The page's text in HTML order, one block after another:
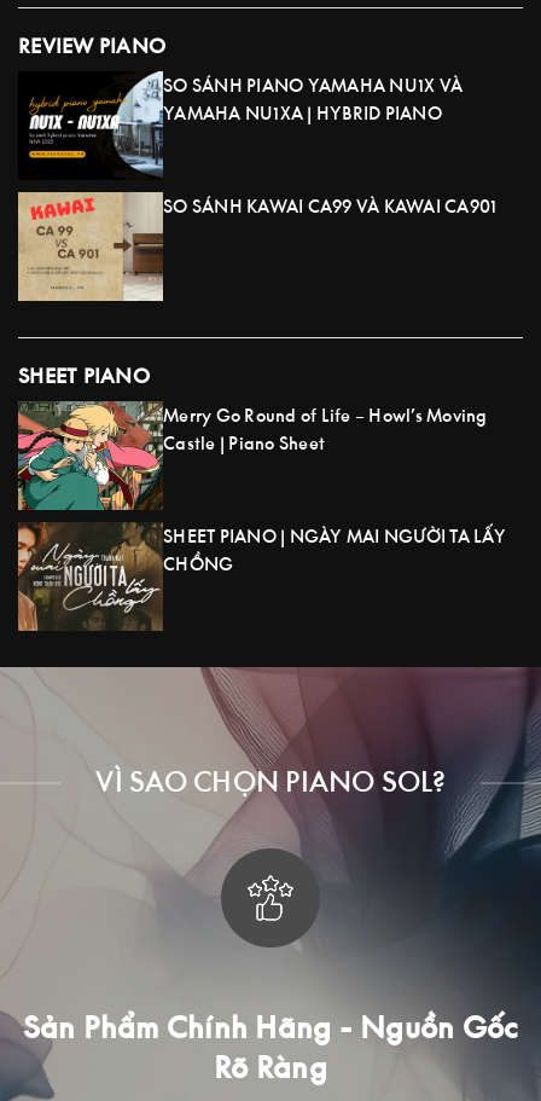
REVIEW PIANO
SO SÁNH PIANO YAMAHA NU1X VÀ
YAMAHA NU1XA | HYBRID PIANO
SO SÁNH KAWAI CA99 VÀ KAWAI CA901
SHEET PIANO
Merry Go Round of Life – Howl’s Moving
Castle | Piano Sheet
SHEET PIANO | NGÀY MAI NGƯỜI TA LẤY
CHỒNG
VÌ SAO CHỌN PIANO SOL?
Trải Nghiệm Mua Sắm Đẳng
Với mong muốn mang đến cho khách hàng tại Việt Nam